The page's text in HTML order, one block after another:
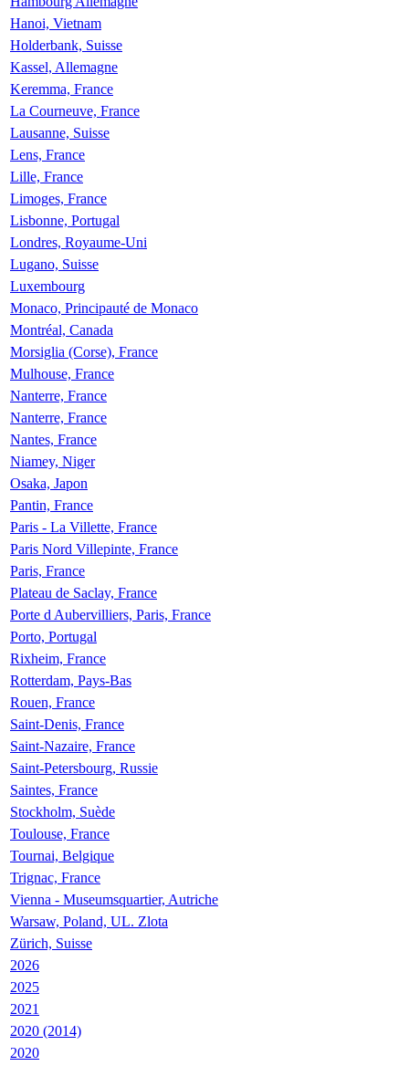
Hanoi, Vietnam
Holderbank, Suisse
Kassel, Allemagne
Keremma, France
La Courneuve, France
Lausanne, Suisse
Lens, France
Lille, France
Limoges, France
Lisbonne, Portugal
Londres, Royaume-Uni
Lugano, Suisse
Luxembourg
Monaco, Principauté de Monaco
Montréal, Canada
Morsiglia (Corse), France
Mulhouse, France
Nanterre, France
Nanterre, France
Nantes, France
Niamey, Niger
Osaka, Japon
Pantin, France
Paris - La Villette, France
Paris Nord Villepinte, France
Paris, France
Plateau de Saclay, France
Porte d Aubervilliers, Paris, France
Porto, Portugal
Rixheim, France
Rotterdam, Pays-Bas
Rouen, France
Saint-Denis, France
Saint-Nazaire, France
Saint-Petersbourg, Russie
Saintes, France
Stockholm, Suède
Toulouse, France
Tournai, Belgique
Trignac, France
Vienna - Museumsquartier, Autriche
Warsaw, Poland, UL. Zlota
Zürich, Suisse
2026
2025
2021
2020 (2014)
2020